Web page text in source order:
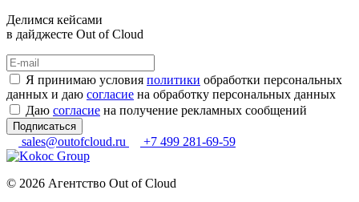
Делимся кейсами
в дайджесте Out of Cloud
Я принимаю условия политики обработки персональных
данных и даю согласие на обработку персональных данных
Даю согласие на получение рекламных сообщений
Подписаться
sales@outofcloud.ru +7 499 281-69-59
© 2026 Агентство Out of Cloud